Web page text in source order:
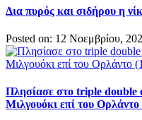
Δια πυρός και σιδήρου η
Posted on: 12 Νοεμβρίου,
Πλησίασε στο triple double
Μιλγουόκι επί του